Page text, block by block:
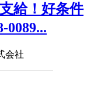
給！好条件
0089...
会社